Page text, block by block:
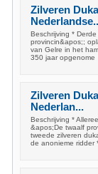
Zilveren
Beschrijving *
provincin&apos;;
van Gelre in het
350 jaar opgenome
Zilveren
Nederlan...
Beschrijving *
&apos;De twaalf
tweede zilveren
de anonieme ridder